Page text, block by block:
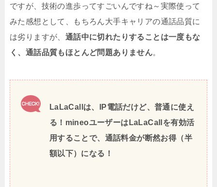
ですが、技術の進歩ってすごいんですね～実際使って
みた感想として、もちろん大手キャリアの通話品質に
は劣りますが、 通話中に切れたりすることは一度もな
く、通話品質もほとんど問題ありません。
LaLaCallは、IP電話だけど、普通に使え
る！mineoユーザーはLaLaCallを有効活
用することで、通話料金が断然お得（半
額以下）になる！